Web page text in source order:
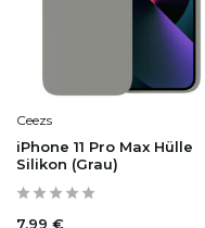
Ceezs
iPhone 11 Pro Max Hülle
Silikon (Grau)
7,99 €